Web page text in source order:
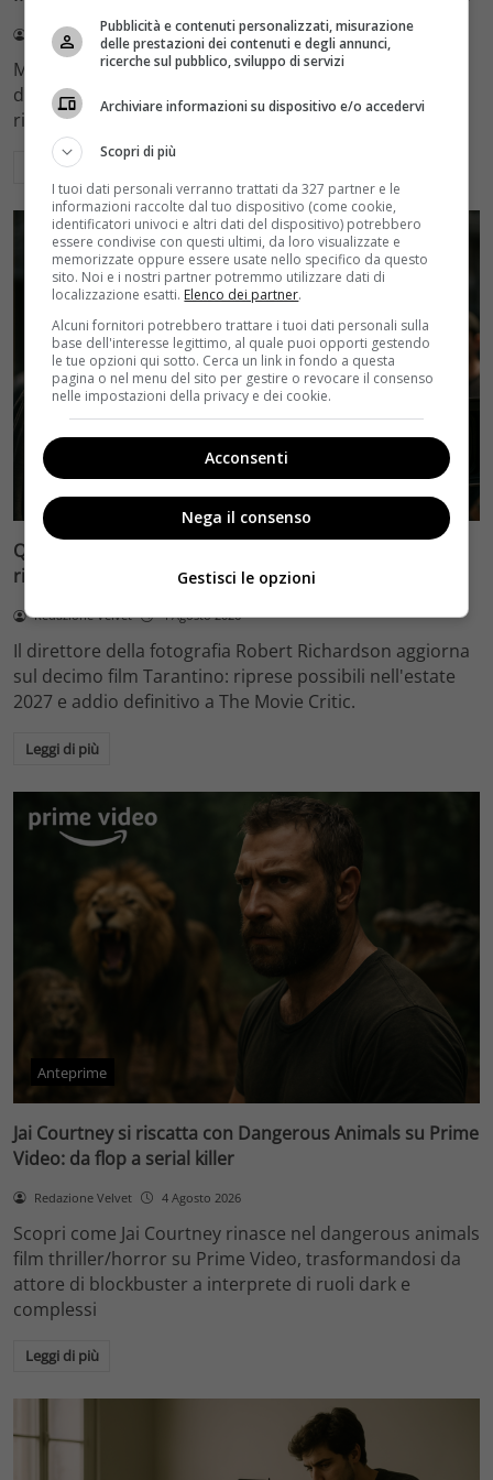
Redazione Velvet 4 Agosto 2026
Mediaset sceglie di mantenere Gerry Scotti e La Ruota
della Fortuna nell'access prime time estivo di Canale 5,
rinviando a dicembre il debutto di Enrico Pa
Leggi di più
Quentin Tarantino e il decimo film: Robert Richardson
rivela riprese forse nel 2027 e l’addio a The Movie Critic
Redazione Velvet 4 Agosto 2026
Il direttore della fotografia Robert Richardson aggiorna
sul decimo film Tarantino: riprese possibili nell'estate
2027 e addio definitivo a The Movie Critic.
Leggi di più
Anteprime
Jai Courtney si riscatta con Dangerous Animals su Prime
Video: da flop a serial killer
Redazione Velvet 4 Agosto 2026
Scopri come Jai Courtney rinasce nel dangerous animals
film thriller/horror su Prime Video, trasformandosi da
attore di blockbuster a interprete di ruoli dark e
complessi
Leggi di più
Pubblicità e contenuti personalizzati, misurazione
delle prestazioni dei contenuti e degli annunci,
ricerche sul pubblico, sviluppo di servizi
Archiviare informazioni su dispositivo e/o accedervi
Scopri di più
I tuoi dati personali verranno trattati da 327 partner e le
informazioni raccolte dal tuo dispositivo (come cookie,
identificatori univoci e altri dati del dispositivo) potrebbero
essere condivise con questi ultimi, da loro visualizzate e
memorizzate oppure essere usate nello specifico da questo
sito. Noi e i nostri partner potremmo utilizzare dati di
localizzazione esatti. Elenco dei partner.
Alcuni fornitori potrebbero trattare i tuoi dati personali sulla
base dell'interesse legittimo, al quale puoi opporti gestendo
le tue opzioni qui sotto. Cerca un link in fondo a questa
pagina o nel menu del sito per gestire o revocare il consenso
nelle impostazioni della privacy e dei cookie.
Acconsenti
Nega il consenso
Gestisci le opzioni